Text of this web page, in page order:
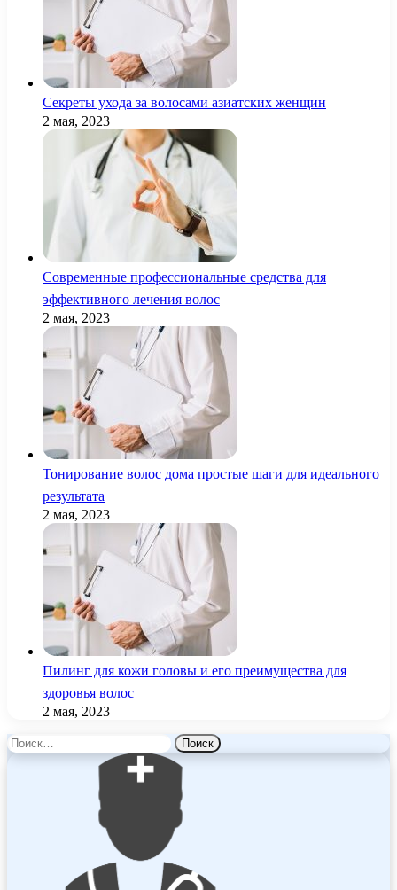
Секреты ухода за волосами азиатских женщин
2 мая, 2023
Современные профессиональные средства для
эффективного лечения волос
2 мая, 2023
Тонирование волос дома простые шаги для идеального
результата
2 мая, 2023
Пилинг для кожи головы и его преимущества для
здоровья волос
2 мая, 2023
Найти: